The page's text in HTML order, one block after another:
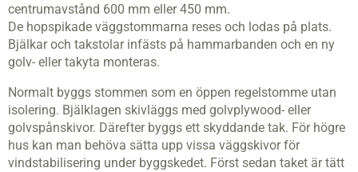
centrumavstånd 600 mm eller 450 mm.
De hopspikade väggstommarna reses och lodas på plats.
Bjälkar och takstolar infästs på hammarbanden och en ny
golv- eller takyta monteras.
Normalt byggs stommen som en öppen regelstomme utan
isolering. Bjälklagen skivläggs med golvplywood- eller
golvspånskivor. Därefter byggs ett skyddande tak. För högre
hus kan man behöva sätta upp vissa väggskivor för
vindstabilisering under byggskedet. Först sedan taket är tätt